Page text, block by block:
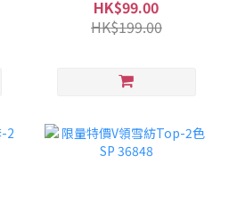
HK$99.00
HK$199.00